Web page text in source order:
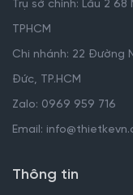
Trụ sở chính: Lầu 2
TPHCM
Chi nhánh: 22 Đường
Đức, TP.HCM
Zalo: 0969 959 716
Email:
Thông tin